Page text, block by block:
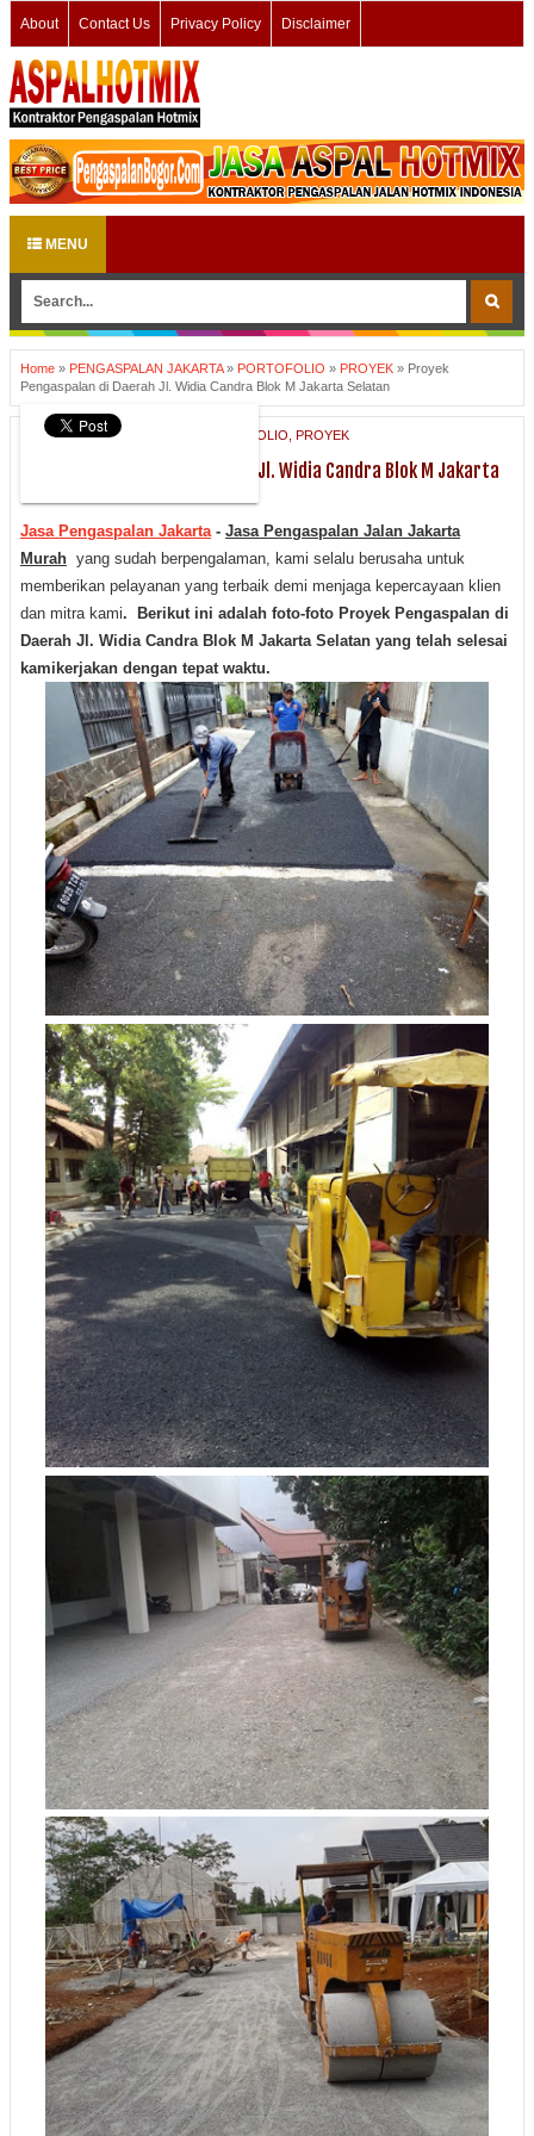
About Contact Us Privacy Policy Disclaimer
MENU
Home » PENGASPALAN JAKARTA» PORTOFOLIO » PROYEK » Proyek
Pengaspalan di Daerah Jl. Widia Candra Blok M Jakarta Selatan
PENGASPALAN JAKARTA PORTOFOLIO PROYEK
Proyek Pengaspalan di Daerah Jl. Widia Candra Blok M Jakarta
Jasa Pengaspalan Jakarta- Jasa Pengaspalan Jalan Jakarta
Murah yang sudah berpengalaman, kami selalu berusaha untuk
memberikan pelayanan yang terbaik demi menjaga kepercayaan klien
dan mitra kami.
Berikut ini adalah foto-foto Proyek Pengaspalan di
Daerah Jl. Widia Candra Blok M Jakarta Selatan yang telah selesai
kamikerjakan dengan tepat waktu.